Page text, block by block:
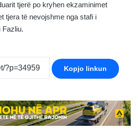
tjerë po kryhen ekzaminimet
tjera të nevojshme nga stafi i
Fazliu.
Kopjo linkun